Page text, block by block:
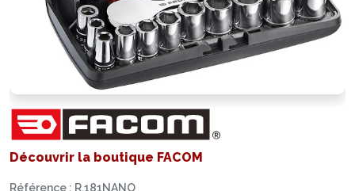
Découvrir la boutique FACOM
Référence : R.181NANO